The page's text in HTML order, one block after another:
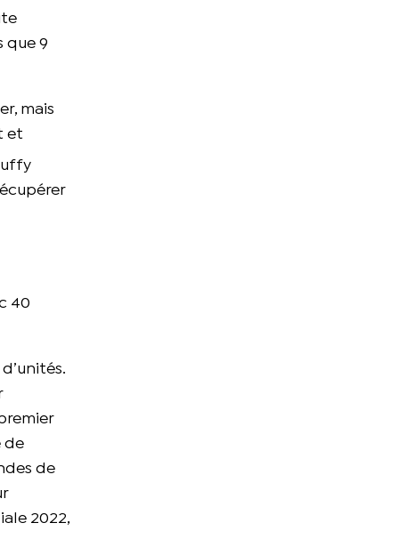
que 9
mais
et
40
de
de
2022,